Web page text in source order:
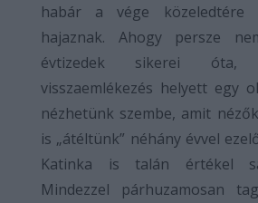
habár a vége közeledtére
hajaznak. Ahogy persze
évtizedek sikerei
visszaemlékezés helyett egy
nézhetünk szembe, amit
is „átéltünk” néhány évvel
Katinka is talán értékel
Mindezzel párhuzamosan